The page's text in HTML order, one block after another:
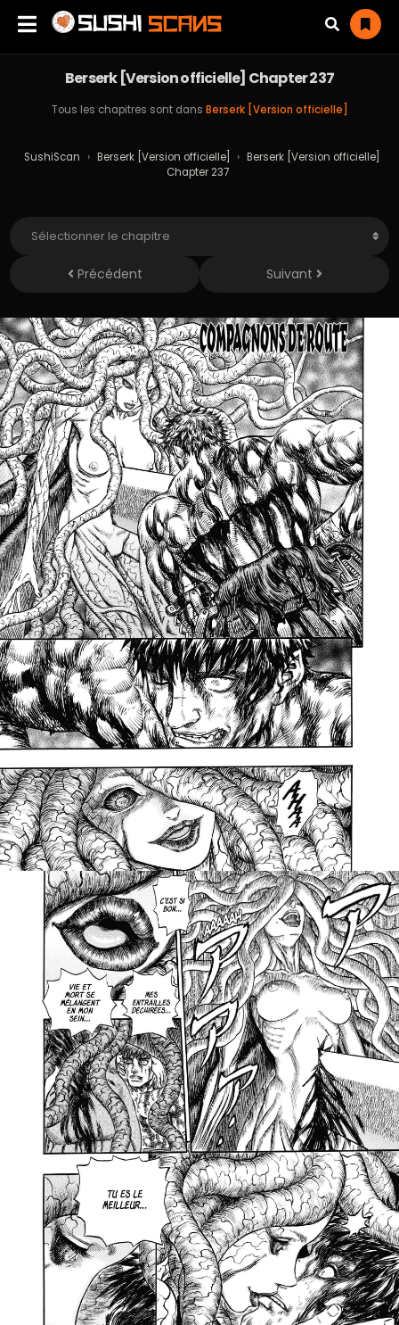
Berserk [Version officielle] Chapter 237
Tous les chapitres sont dans Berserk [Version officielle]
SushiScan › Berserk [Version officielle] › Berserk [Version officielle]
Chapter 237
Précédent Suivant